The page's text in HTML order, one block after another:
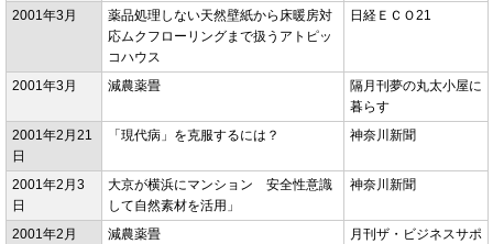
2001年3月
薬品処理しない天然壁紙から床暖房対
応ムクフローリングまで扱うアトピッ
コハウス
日経ＥＣＯ21
2001年3月 減農薬畳
隔月刊夢の丸太小屋に
暮らす
2001年2月21
日
「現代病」を克服するには？ 神奈川新聞
2001年2月3
日
大京が横浜にマンション 安全性意識
して自然素材を活用」
神奈川新聞
2001年2月 減農薬畳
月刊ザ・ビジネスサポ